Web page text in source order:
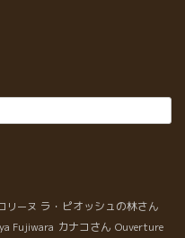
物が入り混じるCHENASシ
ップ。 胡椒っぽいスパイ
ルのMORGONモルゴンも素
入るとのこと。ボーヌは小
しく飲むところ、 インタ
リーヌ ラ・ピオッシュの林さん
Fujiwara カナコさん Ouverture